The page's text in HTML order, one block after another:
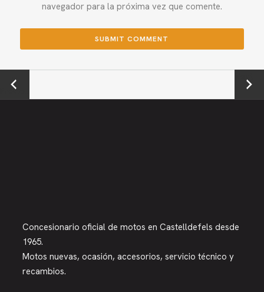
navegador para la próxima vez que comente.
Previou
Next →
Concesionario oficial de motos en Castelldefels desde
1965.
Motos nuevas, ocasión, accesorios, servicio técnico y
recambios.